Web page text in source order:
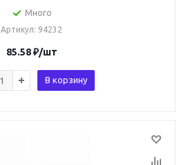
Много
Артикул: 94232
85.58₽/шт
В корзину